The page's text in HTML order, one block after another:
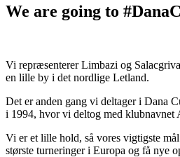
We are going to
Vi repræsenterer Limbazi og
en lille by i det nordlige Letland.
Det er anden gang vi deltager i Dana
i 1994, hvor vi deltog med
Vi er et lille hold, så vores vigtigste
største turneringer i Europa og få nye